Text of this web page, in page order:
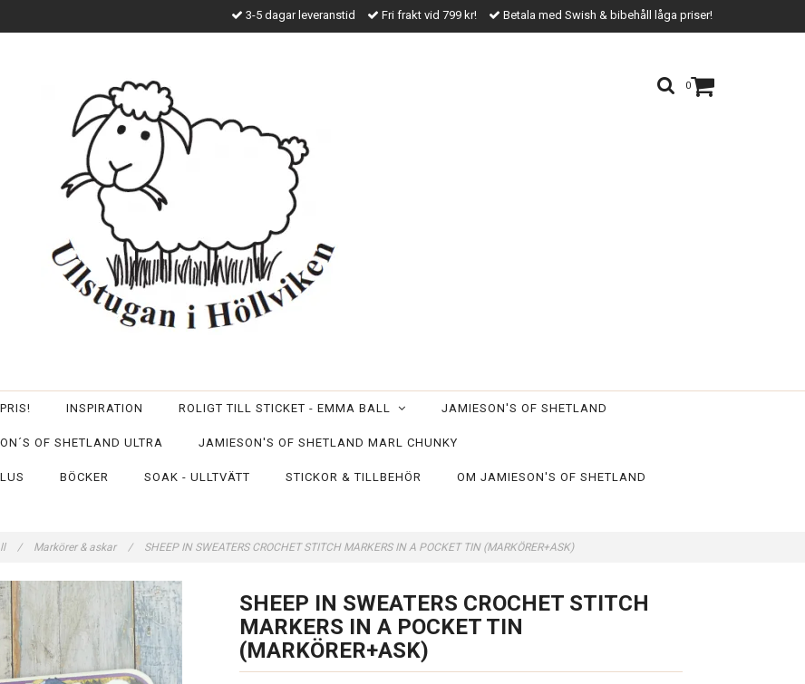
3-5 dagar leveranstid Fri frakt vid 799 kr! Betala med Swish & bibehåll låga priser!
0
INSPIRATION ROLIGT TILL STICKET - EMMA BALL JAMIESON'S OF SHETLAND
OF SHETLAND ULTRA JAMIESON'S OF SHETLAND MARL CHUNKY
BÖCKER SOAK - ULLTVÄTT STICKOR & TILLBEHÖR OM JAMIESON'S OF SHETLAND
/ Markörer & askar / SHEEP IN SWEATERS CROCHET STITCH MARKERS IN A POCKET TIN (MARKÖRER+ASK)
SHEEP IN SWEATERS CROCHET STITCH
MARKERS IN A POCKET TIN
(MARKÖRER+ASK)